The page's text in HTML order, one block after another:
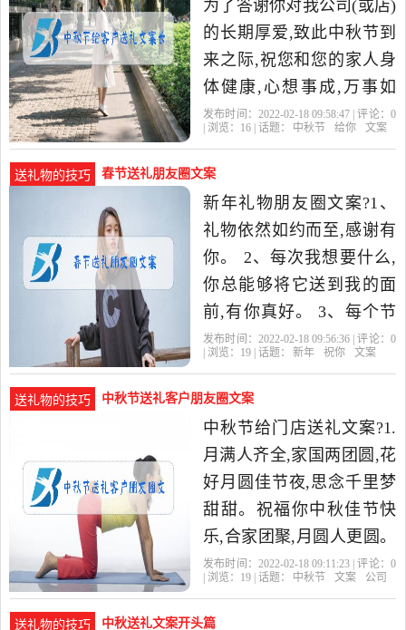
为了答谢你对我公司(或店)
的长期厚爱,致此中秋节到
来之际,祝您和您的家人身
体健康,心想事成,万事如
意。特备小小薄礼一份,请
发布时间：2022-02-18 09:58:47 | 评论： 0
| 浏览： 16 | 话题： 中秋节 给你 文案
送礼物的技巧 春节送礼朋友圈文案
新年礼物朋友圈文案?1、
礼物依然如约而至,感谢有
你。 2、每次我想要什么,
你总能够将它送到我的面
前,有你真好。 3、每个节
日都能够收到你的礼物,这
藉
发布时间：2022-02-18 09:56:36 | 评论： 0
| 浏览： 19 | 话题： 新年 祝你 文案
送礼物的技巧 中秋节送礼客户朋友圈文案
中秋节给门店送礼文案?1.
月满人齐全,家国两团圆,花
好月圆佳节夜,思念千里梦
甜甜。祝福你中秋佳节快
乐,合家团聚,月圆人更圆。
中秋节快乐! 2. 值此中秋佳
发布时间：2022-02-18 09:11:23 | 评论： 0
| 浏览： 19 | 话题： 中秋节 文案 公司
送礼物的技巧 中秋送礼文案开头篇